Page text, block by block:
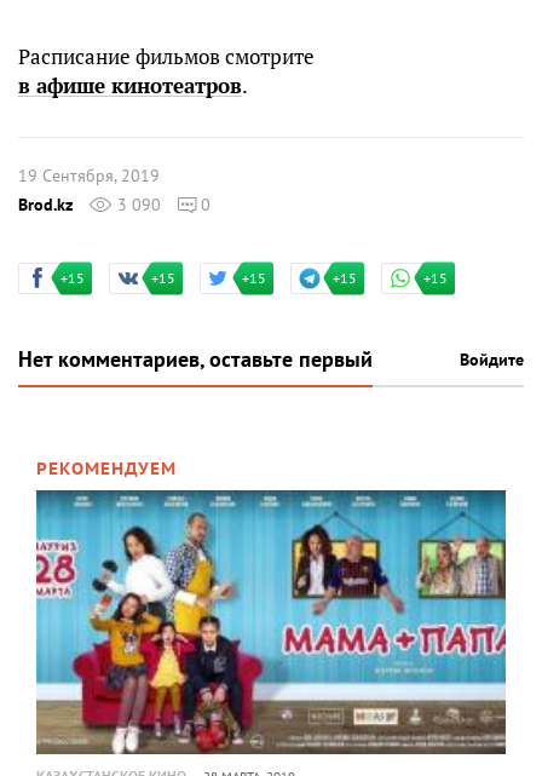
Расписание фильмов смотрите
в афише кинотеатров.
19 Сентября, 2019
Brod.kz
3 090 0
+15 +15 +15 +15 +15
Нет комментариев, оставьте первый Войдите
РЕКОМЕНДУЕМ